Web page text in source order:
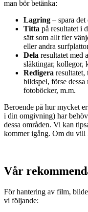
man bör betänka:
Lagring – spara det
Titta på resultatet i
sätt som allt fler
eller andra
Dela resultatet med
släktingar, kollegor,
Redigera
bildspel, förse
fotoböcker, m.m.
Beroende på hur mycket
i din omgivning) har
dessa områden. Vi kan
kommer igång. Om du vill
Vår
För hantering av film,
vi följande: